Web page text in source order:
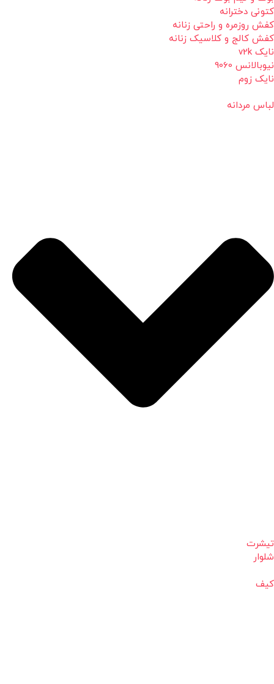
کتونی دخترانه
کفش روزمره و راحتی زنانه
کفش کالج و کلاسیک زنانه
نایک v2k
نیوبالانس 9060
نایک زوم
لباس مردانه
تیشرت
شلوار
کیف